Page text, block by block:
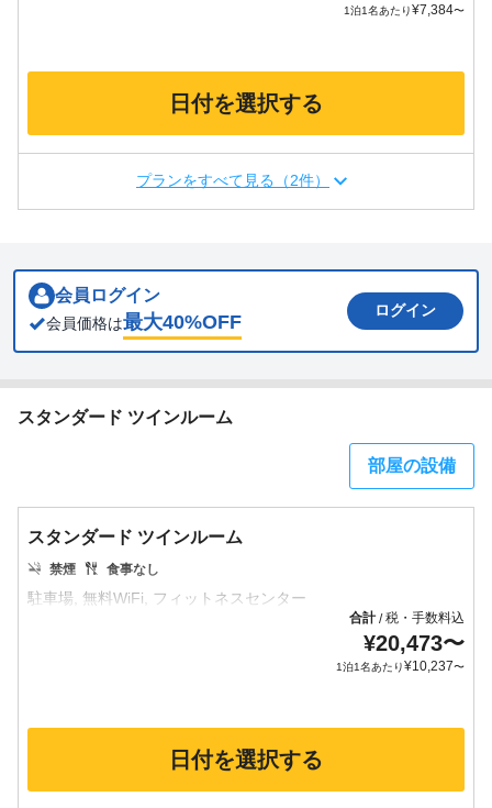
1泊1名あたり¥7,384〜
日付を選択する
プランをすべて見る（2件）
会員ログイン
会員価格は最大40%OFF
ログイン
スタンダード ツインルーム
部屋の設備
スタンダード ツインルーム
禁煙 食事なし
合計/税・手数料込
¥20,473〜
1泊1名あたり¥10,237〜
日付を選択する